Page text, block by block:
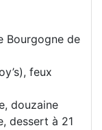
Bourgogne de
feux
douzaine
dessert à 21